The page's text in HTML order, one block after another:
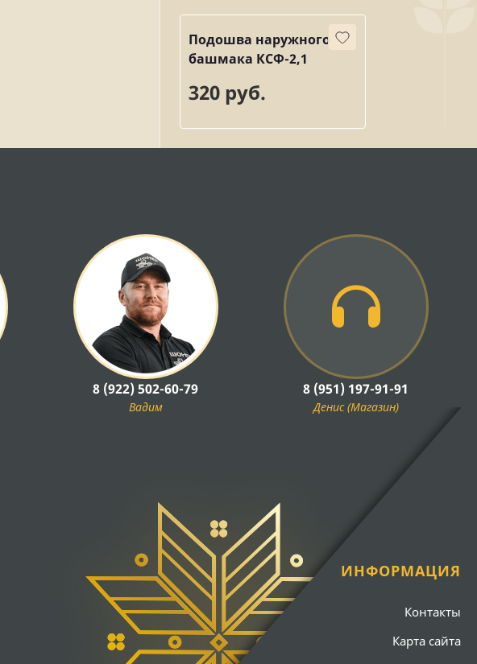
Подошва наружного
башмака КСФ-2,1
320 руб.
8 (922) 502-60-79
Вадим
8 (951) 197-91-91
Денис (Магазин)
ИНФОРМАЦИЯ
Контакты
Карта сайта